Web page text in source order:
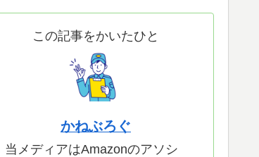
この記事をかいたひと
かねぶろぐ
当メディアはAmazonのアソシ